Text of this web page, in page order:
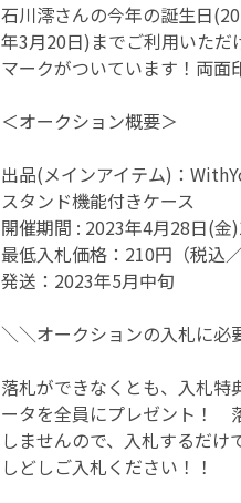
石川澪さんの今年の誕生日
年3月20日)までご利用いただ
マークがついています！両面
＜オークション概要＞
出品(メインアイテム)：
スタンド機能付きケース
開催期間 : 2023年4月28日(金
最低入札価格：210円（税込
発送：2023年5月中旬
＼＼オークションの入札に必
落札ができなくとも、入札
ータを全員にプレゼント！
しませんので、入札するだ
しどしご入札ください！！